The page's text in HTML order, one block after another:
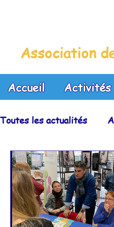
Association
Accueil Activités
Toutes les actualités
Actualités 2022
Actualités 2017